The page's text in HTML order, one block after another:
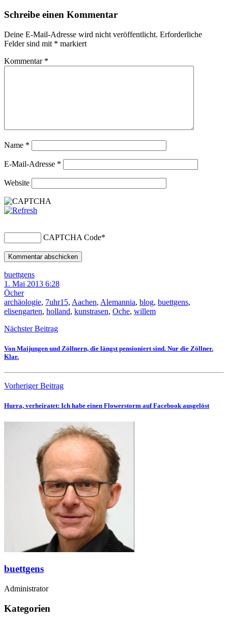
Schreibe einen Kommentar
Deine E-Mail-Adresse wird nicht veröffentlicht. Erforderliche
Felder sind mit * markiert
Kommentar *
Name *
E-Mail-Adresse *
Website
CAPTCHA Code*
buettgens
1. Mai 2013 6:28
Öcher
archäologie, 7uhr15, Aachen, Alemannia, blog, buettgens,
elisengarten, holland, kunstrasen, Oche, willem
Nächster Beitrag
Von Maijungen und Zöllnern, die längst pensioniert sind. Nur die Zöllner.
Klar.
Vorheriger Beitrag
Hurra, verheiratet: Ich habe einen Flowerstorm auf Facebook ausgelöst
buettgens
Administrator
Kategorien